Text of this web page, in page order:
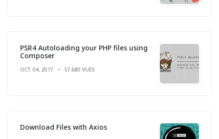
PSR4 Autoloading your PHP files using
Composer
OCT. 04, 2017 57,680 VUES
Download Files with Axios